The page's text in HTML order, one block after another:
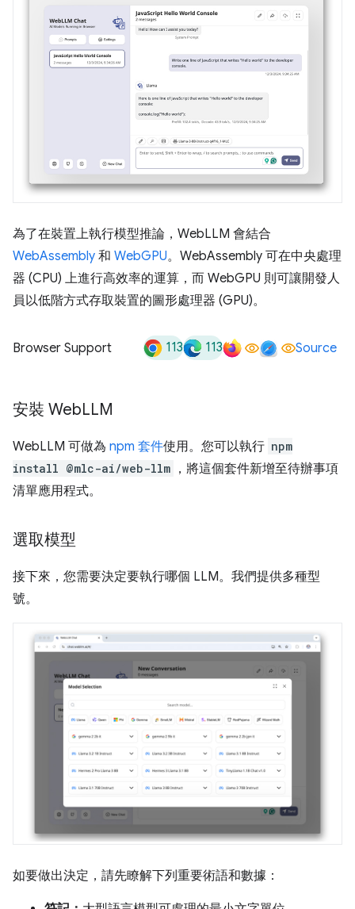
為了在裝置上執行模型推論，WebLLM 會結合
WebAssembly 和 WebGPU。WebAssembly 可在中央處理
器 (CPU) 上進行高效率的運算，而 WebGPU 則可讓開發人
員以低階方式存取裝置的圖形處理器 (GPU)。
Browser Support 113 113 Source
安裝 WebLLM
WebLLM 可做為 npm 套件使用。您可以執行 npm
install @mlc-ai/web-llm ，將這個套件新增至待辦事項
清單應用程式。
選取模型
接下來，您需要決定要執行哪個 LLM。我們提供多種型
號。
如要做出決定，請先瞭解下列重要術語和數據：